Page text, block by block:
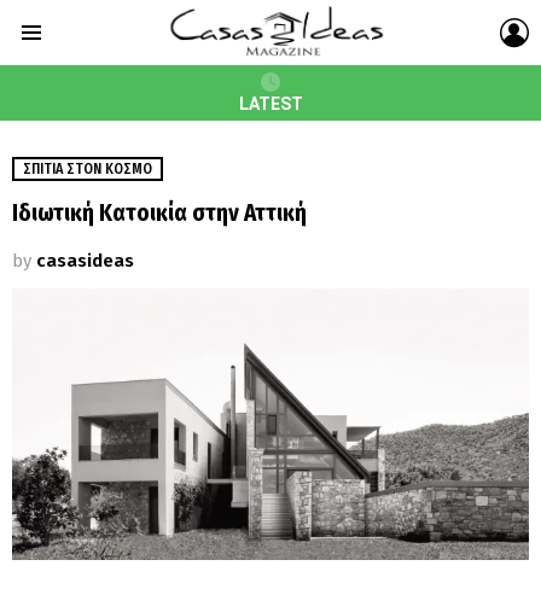
LATEST
ΣΠΊΤΙΑ ΣΤΟΝ ΚΌΣΜΟ
Ιδιωτική Κατοικία στην Αττική
by casasideas